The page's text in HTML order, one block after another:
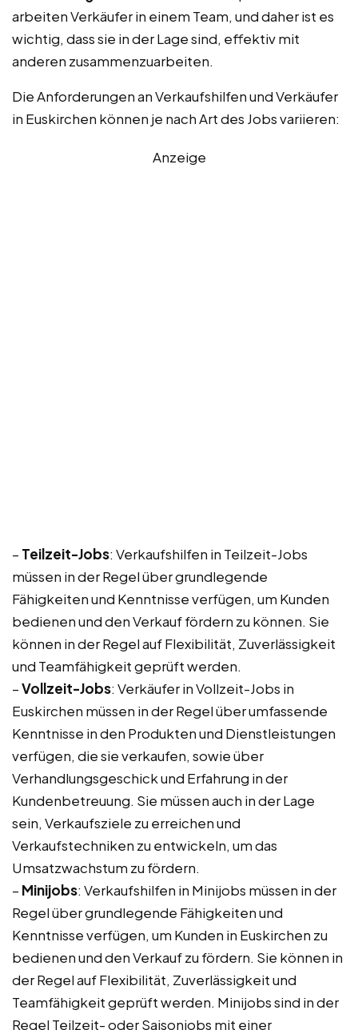
arbeiten Verkäufer in einem Team, und daher ist es
wichtig, dass sie in der Lage sind, effektiv mit
anderen zusammenzuarbeiten.
Die Anforderungen an Verkaufshilfen und Verkäufer
in Euskirchen können je nach Art des Jobs variieren:
Anzeige
– Teilzeit-Jobs: Verkaufshilfen in Teilzeit-Jobs
müssen in der Regel über grundlegende
Fähigkeiten und Kenntnisse verfügen, um Kunden
bedienen und den Verkauf fördern zu können. Sie
können in der Regel auf Flexibilität, Zuverlässigkeit
und Teamfähigkeit geprüft werden.
–Vollzeit-Jobs: Verkäufer in Vollzeit-Jobs in
Euskirchen müssen in der Regel über umfassende
Kenntnisse in den Produkten und Dienstleistungen
verfügen, die sie verkaufen, sowie über
Verhandlungsgeschick und Erfahrung in der
Kundenbetreuung. Sie müssen auch in der Lage
sein, Verkaufsziele zu erreichen und
Verkaufstechniken zu entwickeln, um das
Umsatzwachstum zu fördern.
– Minijobs: Verkaufshilfen in Minijobs müssen in der
Regel über grundlegende Fähigkeiten und
Kenntnisse verfügen, um Kunden in Euskirchen zu
bedienen und den Verkauf zu fördern. Sie können in
der Regel auf Flexibilität, Zuverlässigkeit und
Teamfähigkeit geprüft werden. Minijobs sind in der
Regel Teilzeit- oder Saisonjobs mit einer